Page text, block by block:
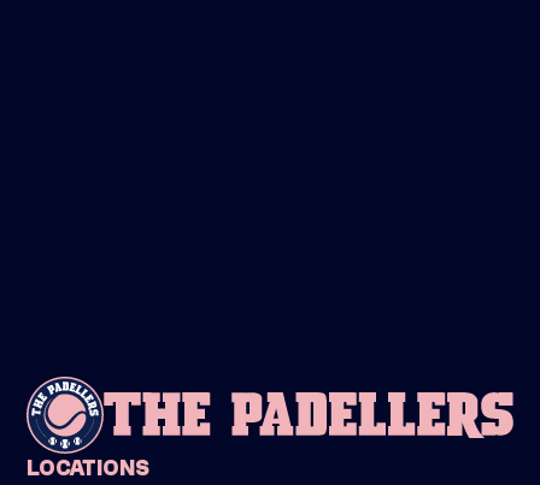
INFO
LOCATIONS